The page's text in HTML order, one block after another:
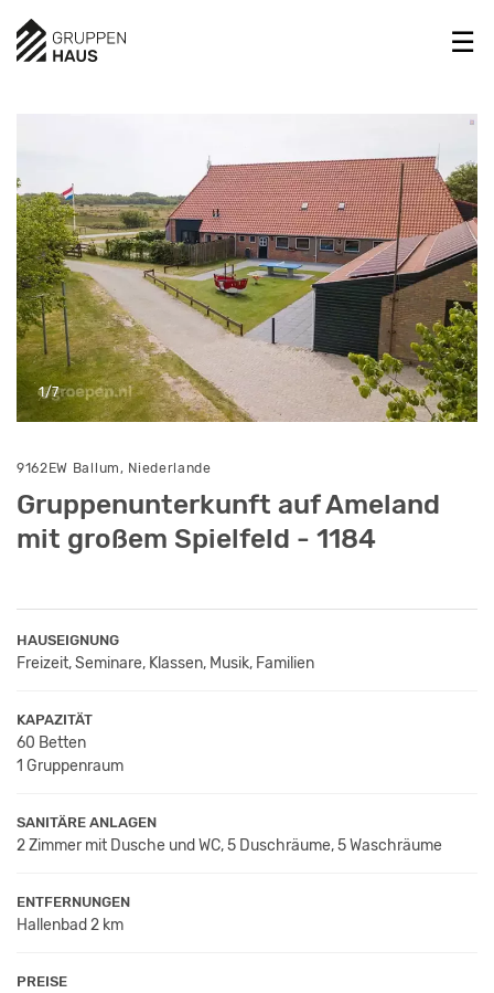
1/7
9162EW Ballum, Niederlande
Gruppenunterkunft auf Ameland
mit großem Spielfeld - 1184
HAUSEIGNUNG
Freizeit, Seminare, Klassen, Musik, Familien
KAPAZITÄT
60 Betten
1 Gruppenraum
SANITÄRE ANLAGEN
2 Zimmer mit Dusche und WC, 5 Duschräume, 5 Waschräume
ENTFERNUNGEN
Hallenbad 2 km
PREISE